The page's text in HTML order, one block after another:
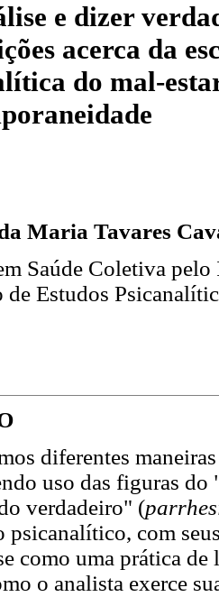
e dizer
acerca da
do mal-
Maria Tavares
Saúde Coletiva
Estudos
diferentes
uso das figuras
verdadeiro" (
psicanalítico, com
como uma prática de
o analista exerce